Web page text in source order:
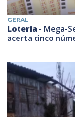
GERAL
Loteria - Mega-
acerta cinco